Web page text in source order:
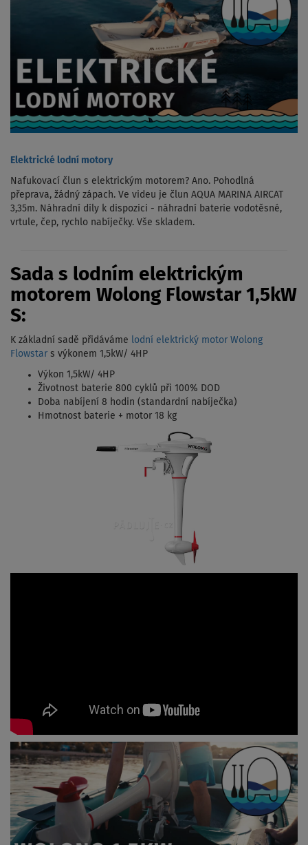
Elektrické lodní motory
Nafukovací člun s elektrickým motorem? Ano. Pohodlná
přeprava, žádný zápach. Ve videu je člun AQUA MARINA AIRCAT
3,35m. Náhradní díly k dispozici - náhradní baterie vodotěsné,
vrtule, čep, rychlo nabíječky. Vše skladem.
Sada s lodním elektrickým
motorem Wolong Flowstar 1,5kW
S:
K základní sadě přidáváme lodní elektrický motor Wolong
Flowstar s výkonem 1,5kW/ 4HP
Výkon 1,5kW/ 4HP
Životnost baterie 800 cyklů při 100% DOD
Doba nabíjení 8 hodin (standardní nabíječka)
Hmotnost baterie + motor 18 kg